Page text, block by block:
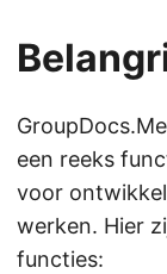
een reeks
voor
werken. Hier
functies: